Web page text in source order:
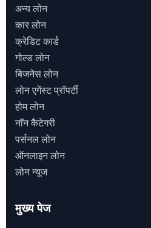
अन्य लोन
कार लोन
क्रेडिट कार्ड
गोल्ड लोन
बिजनेस लोन
लोन एगेंस्ट प्राॅपर्टी
होम लोन
नाॅन कैटेगरी
पर्सनल लोन
ऑनलाइन लोन
लोन न्यूज
मुख्य पेज